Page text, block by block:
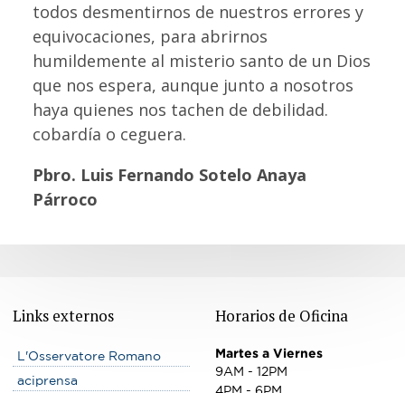
todos desmentirnos de nuestros errores y
equivocaciones, para abrirnos
humildemente al misterio santo de un Dios
que nos espera, aunque junto a nosotros
haya quienes nos tachen de debilidad.
cobardía o ceguera.
Pbro. Luis Fernando Sotelo Anaya
Párroco
Links externos
L'Osservatore Romano
aciprensa
Horarios de Oficina
Martes a Viernes
9AM - 12PM
4PM - 6PM